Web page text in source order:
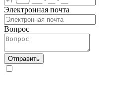
Электронная почта
Вопрос
Отправить